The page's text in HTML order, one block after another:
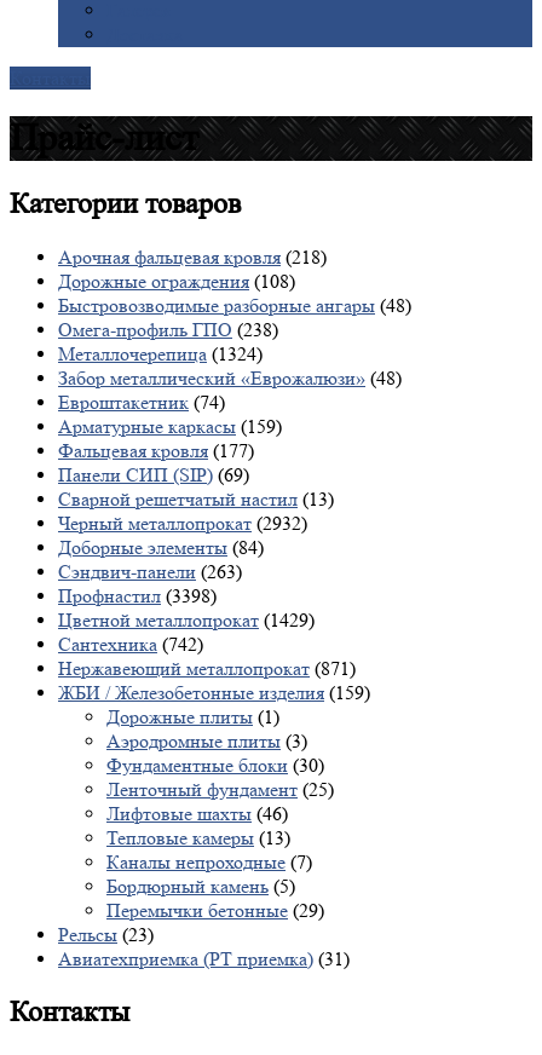
Прайс-лист
Категориитоваров
Арочная фальцевая кровля (218)
Дорожные ограждения (108)
Быстровозводимые разборные ангары (48)
Омега-профиль ГПО (238)
Металлочерепица (1324)
Забор металлический «Еврожалюзи» (48)
Евроштакетник (74)
Арматурные каркасы (159)
Фальцевая кровля (177)
Панели СИП (SIP) (69)
Сварной решетчатый настил (13)
Черный металлопрокат (2932)
Доборные элементы (84)
Сэндвич-панели (263)
Профнастил (3398)
Цветной металлопрокат (1429)
Сантехника (742)
Нержавеющий металлопрокат (871)
ЖБИ / Железобетонные изделия (159)
Дорожные плиты (1)
Аэродромные плиты (3)
Фундаментные блоки (30)
Ленточный фундамент (25)
Лифтовые шахты (46)
Тепловые камеры (13)
Каналы непроходные (7)
Бордюрный камень (5)
Перемычки бетонные (29)
Рельсы (23)
Авиатехприемка (РТ приемка) (31)
Контакты